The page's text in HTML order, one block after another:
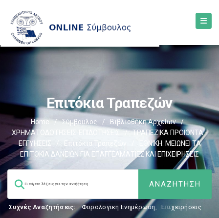
Επιτόκια Τραπεζών
Home / Σύμβουλος / Βιβλιοθήκη Αρχείων
/
ΧΡΗΜΑΤΟΔΟΤΗΣΕΙΣ-ΕΠΙΔΟΤΗΣΕΙΣ
/
ΤΡΑΠΕΖΙΚΑ ΠΡΟΙΟΝΤΑ -
ΕΓΓΥΗΣΕΙΣ
/ Επιτόκια Τραπεζών
ΕΘΝΙΚΗ: ΜΕΙΩΝΕΙ ΤΑ
ΕΠΙΤΟΚΙΑ ΔΑΝΕΙΩΝ ΓΙΑ ΕΠΑΓΓΕΛΜΑΤΙΕΣ ΚΑΙ ΕΠΙΧΕΙΡΗΣΕΙΣ
Συχνές Αναζητήσεις: Φορολογικη Ενημέρωση, Επιχειρήσεις